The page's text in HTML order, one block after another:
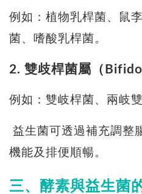
例如：植物乳桿菌、鼠
菌、嗜酸乳桿菌。
2. 雙歧桿菌屬（
例如：雙岐桿菌、兩岐雙
益生菌可透過補充調整
機能及排便順暢。
三、酵素與益生菌